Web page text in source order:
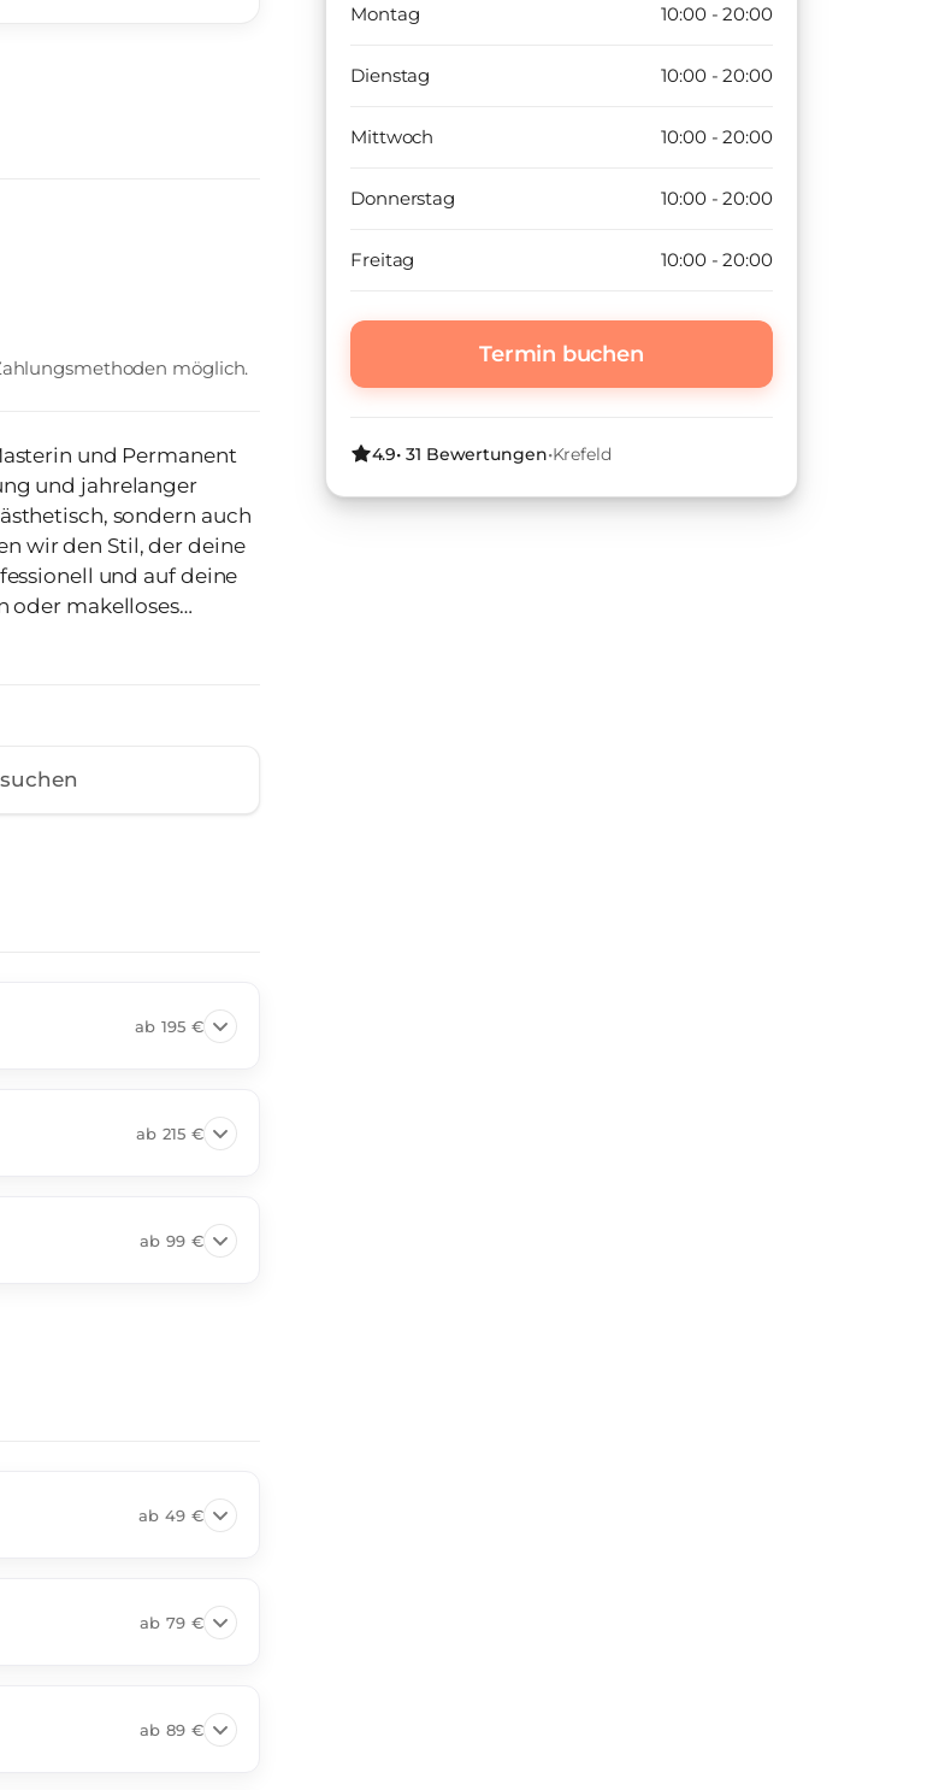
möglich.
und Permanent
und jahrelanger
sondern auch
und auf deine
oder makelloses
ab 195 €
ab 215 €
ab 99 €
ab 49 €
ab 79 €
ab 89 €
Montag 10:00 - 20:00
Dienstag 10:00 - 20:00
Mittwoch 10:00 - 20:00
Donnerstag 10:00 - 20:00
Freitag 10:00 - 20:00
Termin buchen
4.9•31 Bewertungen•Krefeld